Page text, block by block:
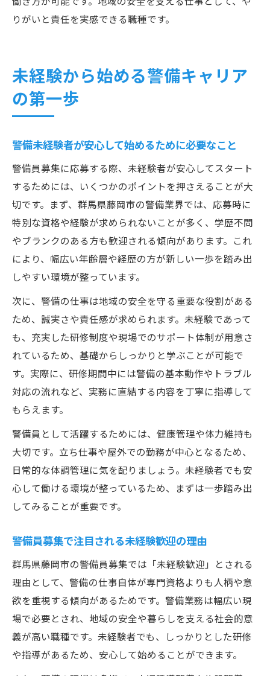
りがいと責任を実感できる職種です。
未経験から始める警備キャリア
の第一歩
警備未経験者が安心して始めるために必要なこと
警備員募集に応募する際、未経験者が安心してスタート
するためには、いくつかのポイントを押さえることが大
切です。まず、群馬県藤岡市の警備業界では、応募時に
特別な資格や経験が求められないことが多く、学歴不問
やブランクのある方も歓迎される傾向があります。これ
により、幅広い年齢層や経歴の方が新しい一歩を踏み出
しやすい環境が整っています。
次に、警備の仕事は地域の安全を守る重要な役割がある
ため、誠実さや責任感が求められます。未経験であって
も、充実した研修制度や現場でのサポート体制が用意さ
れているため、基礎からしっかりと学ぶことが可能で
す。実際に、研修期間中には警備の基本動作やトラブル
対応の流れなど、実務に直結する内容を丁寧に指導して
もらえます。
警備員として活躍するためには、健康管理や体力維持も
大切です。立ち仕事や屋外での勤務が中心となるため、
日常的な体調管理に気を配りましょう。未経験者でも安
心して働ける環境が整っているため、まずは一歩踏み出
してみることが重要です。
警備員募集で注目される未経験歓迎の理由
群馬県藤岡市の警備員募集では「未経験歓迎」とされる
理由として、警備の仕事自体が専門資格よりも人柄や意
欲を重視する傾向があるためです。警備業務は幅広い現
場で必要とされ、地域の安全や暮らしを支える社会的意
義が高い職種です。未経験者でも、しっかりとした研修
や指導があるため、安心して始めることができます。